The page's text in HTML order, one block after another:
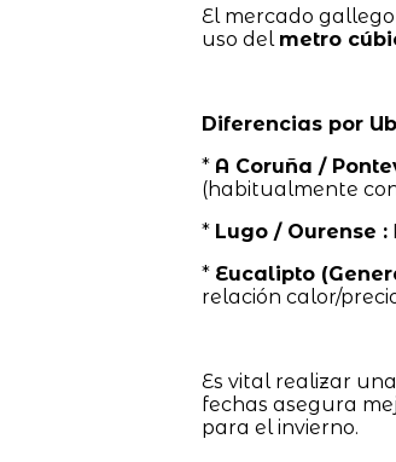
El mercado
uso del metro
Diferencias por
* A Coruña /
(habitualmente
* Lugo / Ourense :
* Eucalipto
relación calor/
Es vital realizar una
fechas asegura
para el invierno.